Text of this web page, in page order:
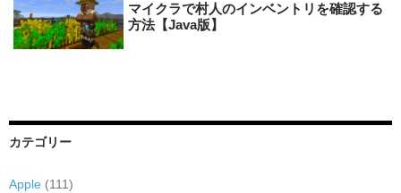
マイクラで村人のインベントリを確認する
方法【Java版】
カテゴリー
Apple (111)